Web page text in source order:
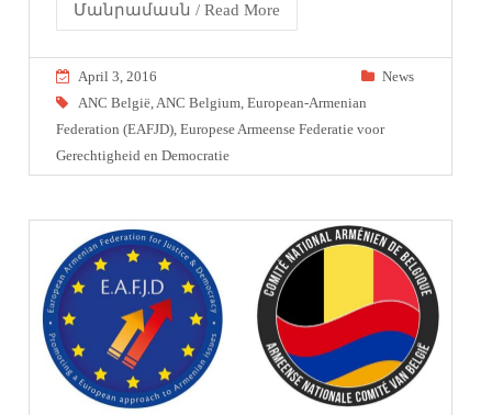
Մանրամասն / Read More
April 3, 2016
News
ANC België,ANC Belgium,European-Armenian
Federation (EAFJD),Europese Armeense Federatie voor
Gerechtigheid en Democratie